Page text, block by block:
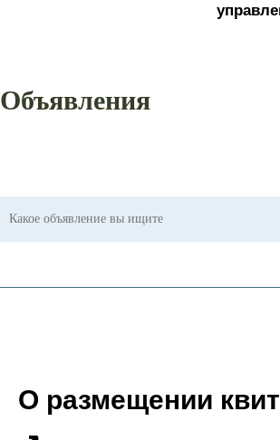
Объявления
О размещении